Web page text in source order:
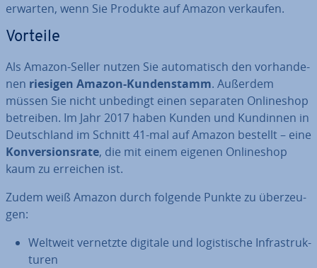
erwarten, wenn Sie Produkte auf Amazon verkaufen.
Vorteile
Als Amazon-Seller nutzen Sie au­to­ma­tisch den vor­han­de­
nen riesigen Amazon-Kun­den­stamm. Außerdem
müssen Sie nicht unbedingt einen separaten On­line­shop
betreiben. Im Jahr 2017 haben Kunden und Kundinnen in
Deutsch­land im Schnitt 41-mal auf Amazon bestellt – eine
Kon­ver­si­ons­ra­te, die mit einem eigenen On­line­shop
kaum zu erreichen ist.
Zudem weiß Amazon durch folgende Punkte zu über­zeu­
gen:
Weltweit vernetzte digitale und lo­gis­ti­sche In­fra­struk­
tu­ren